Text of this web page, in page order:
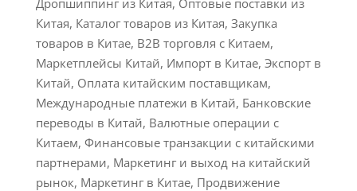
Дропшиппинг из Китая, Оптовые поставки из
Китая, Каталог товаров из Китая, Закупка
товаров в Китае, B2B торговля с Китаем,
Маркетплейсы Китай, Импорт в Китае, Экспорт в
Китай, Оплата китайским поставщикам,
Международные платежи в Китай, Банковские
переводы в Китай, Валютные операции с
Китаем, Финансовые транзакции с китайскими
партнерами, Маркетинг и выход на китайский
рынок, Маркетинг в Китае, Продвижение